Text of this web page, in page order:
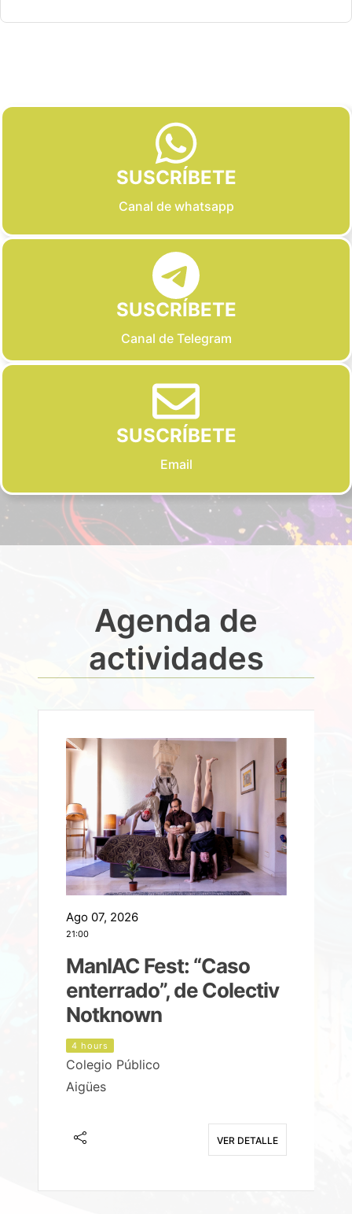
SUSCRÍBETE
Canal de whatsapp
SUSCRÍBETE
Canal de Telegram
SUSCRÍBETE
Email
Agenda de
actividades
Ago 07, 2026
21:00
ManIAC Fest: “Caso
enterrado”, de Colectiv
Notknown
4 hours
Colegio Público
Aigües
VER DETALLE